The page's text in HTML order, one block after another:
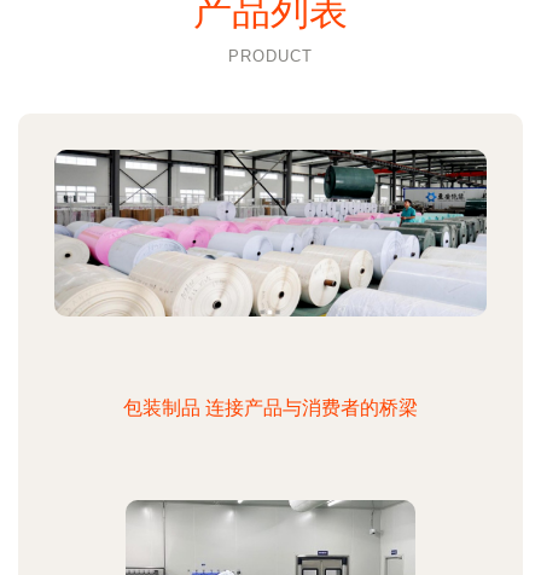
产品列表
PRODUCT
包装制品 连接产品与消费者的桥梁